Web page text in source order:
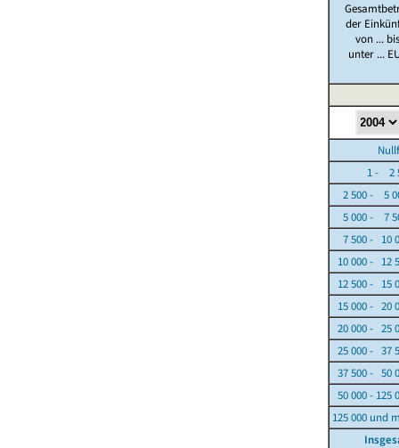
der
von ...
unter ...
1 - 2
2 500 - 5
5 000 - 7
7 500 - 10
10 000 - 12
12 500 - 15
15 000 - 20
20 000 - 25
25 000 - 37
37 500 - 50
50 000 - 125
125 000 und